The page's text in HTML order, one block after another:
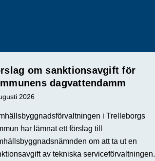
om sanktionsavgift för
dagvattendamm
2026
i Trelleborgs
har lämnat ett förslag till
om att ta ut en
av tekniska serviceförvaltningen.